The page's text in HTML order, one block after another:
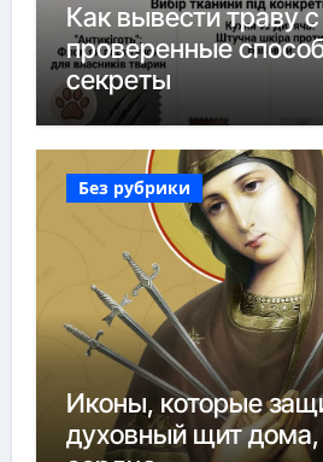
Как вывести траву
проверенные
секреты
Без рубрики
Иконы, которые
духовный щит